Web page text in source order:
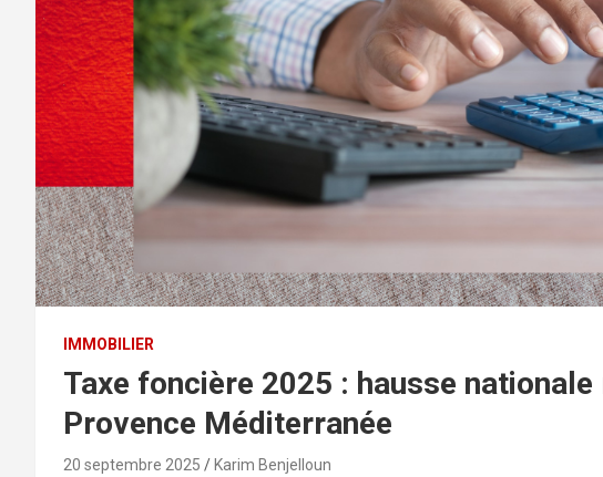
IMMOBILIER
Taxe foncière 2025 : hausse
Provence Méditerranée
20 septembre 2025 Karim Benjelloun